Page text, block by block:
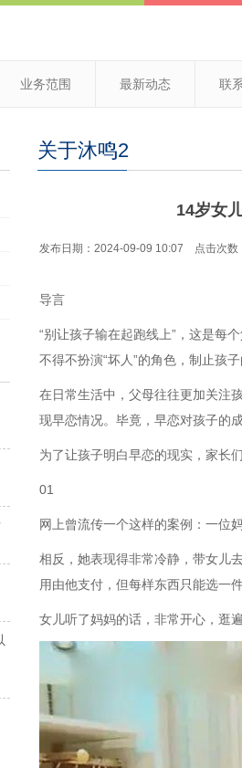
业务范围 最新动态 联
关于沐鸣2
14岁女
发布日期：2024-09-09 10:07 点击次数
导言
“别让孩子输在起跑线上”，这是每
不得不扮演“坏人”的角色，制止孩子
在日常生活中，父母往往更加关注
现早恋情况。毕竟，早恋对孩子的
为了让孩子明白早恋的现实，家长
01
网上曾流传一个这样的案例：一位
相反，她表现得非常冷静，带女儿
用由他支付，但每样东西只能选一件
女儿听了妈妈的话，非常开心，逛